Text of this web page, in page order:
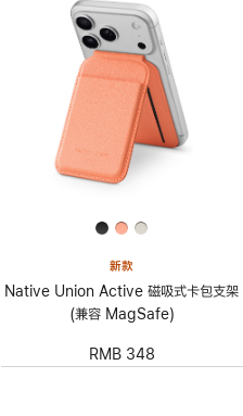
新款
Native Union Active 磁吸式卡包支架
(兼容 MagSafe)
RMB 348